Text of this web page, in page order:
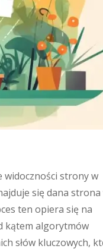
strony w
się dana strona
ten opiera się na
kątem algorytmów
słów kluczowych,